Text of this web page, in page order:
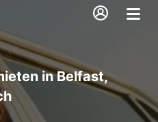
in Belfast,